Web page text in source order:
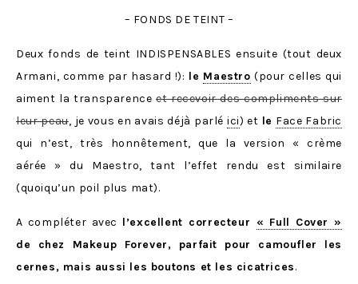
– FONDS DE TEINT –
Deux fonds de teint INDISPENSABLES ensuite (tout deux
Armani, comme par hasard !): le Maestro (pour celles qui
aiment la transparenceet recevoir des compliments sur
leur peau, je vous en avais déjà parlé ici) et le Face Fabric
qui n’est, très honnêtement, que la version « crème
aérée » du Maestro, tant l’effet rendu est similaire
(quoiqu’un poil plus mat).
A compléter avec l’excellent correcteur « Full Cover »
de chez Makeup Forever, parfait pour camoufler les
cernes, mais aussi les boutons et les cicatrices.